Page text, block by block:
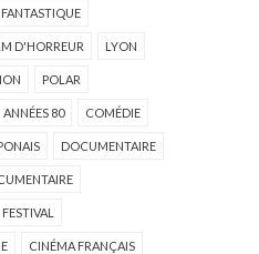
FANTASTIQUE
D'HORREUR LYON
POLAR
ANNÉES 80 COMÉDIE
DOCUMENTAIRE
FESTIVAL
CINÉMA FRANÇAIS